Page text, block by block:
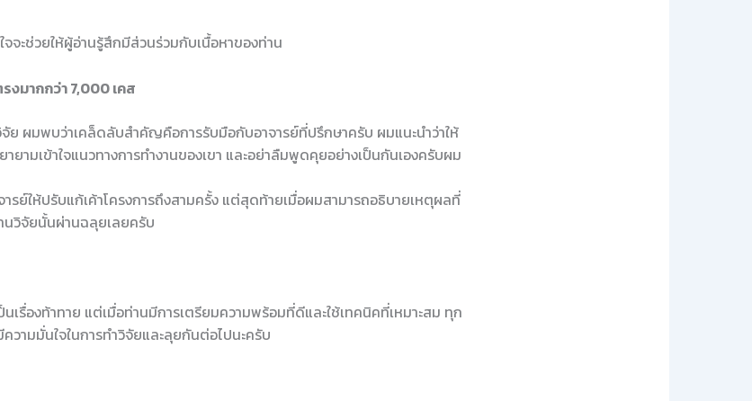
จะช่วยให้ผู้อ่านรู้สึกมีส่วนร่วมกับเนื้อหาของท่าน
มากกว่า 7,000 เคส
ย ผมพบว่าเคล็ดลับสำคัญคือการรับมือกับอาจารย์ที่ปรึกษาครับ ผมแนะนำว่าให้
ยามเข้าใจแนวทางการทำงานของเขา และอย่าลืมพูดคุยอย่างเป็นกันเองครับผม
รย์ให้ปรับแก้เค้าโครงการถึงสามครั้ง แต่สุดท้ายเมื่อผมสามารถอธิบายเหตุผลที่
นวิจัยนั้นผ่านฉลุยเลยครับ
นเรื่องท้าทาย แต่เมื่อท่านมีการเตรียมความพร้อมที่ดีและใช้เทคนิคที่เหมาะสม ทุก
วามมั่นใจในการทำวิจัยและลุยกันต่อไปนะครับ